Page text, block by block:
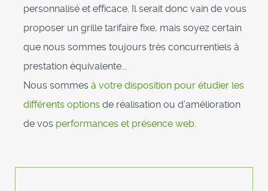
personnalisé et efficace. Il serait donc vain de vous
proposer un grille tarifaire fixe, mais soyez certain
que nous sommes toujours très concurrentiels à
prestation équivalente...
Nous sommes à votre disposition pour étudier les
différents options de réalisation ou d’amélioration
de vos performances et présence web.